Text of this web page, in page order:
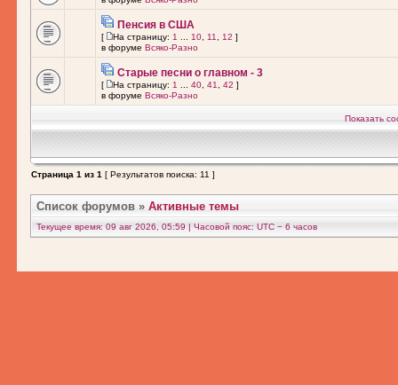
Пенсия в США
[ На страницу: 1 10 11 12 ]
в форуме Всяко-Разно
Старые песни о главном - 3
[ На страницу: 1 40 41 42 ]
в форуме Всяко-Разно
Показать
Страница 1 из 1 [ Результатов поиска: 11 ]
Список форумов » Активные темы
Текущее время: 09 авг 2026, 05:59 | Часовой пояс: UTC − 6 часов